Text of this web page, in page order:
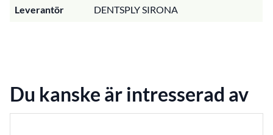
Leverantör DENTSPLY SIRONA
Du kanske är intresserad av